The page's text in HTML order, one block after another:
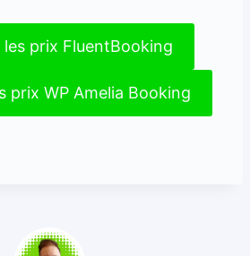
les prix FluentBooking
prix WP Amelia Booking